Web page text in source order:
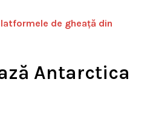
de gheață din
Antarctica